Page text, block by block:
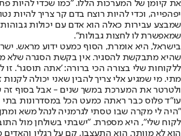
את קיומן של המערכות הללו. "כמו שכדי להיות
יפהפייה, וכדי להיות רוצח בדם קר צריך להיות
שמבצע עבירות כאלה הוא אדם עם יכולות
שמאפשרת לו לחצות גבולות".
בישראל, היא אומרת, הסוף כמעט ידוע מראש.
שהיא מתבקשת להסגיר. אין בקשת הסגרה שלא
ללקוחות שלי בצורה הכי ברורה: 'אתה תוסגר'.
מתי. מי שמגיע אלי צריך להבין שאני יכולה לקנות
ולטרטר את המערכת במשך שנים - אבל בסוף זה
עו"ד פלוס כבר ראתה כמעט הכל במסדרונות
"היה לי מקרה שבו טסתי לגרמניה לנהל משא
לקוח שלי", היא מספרת. "ישבתי בשולחן מול
הוא לא מוותר. הוא התעצבן, קם על רגליו והאדים